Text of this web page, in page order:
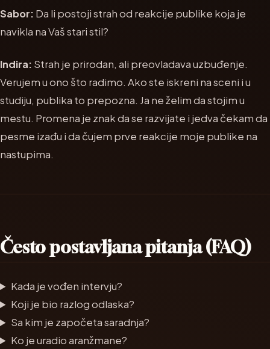
Sabor: Da li postoji strah od reakcije publike koja je
navikla na Vaš stari stil?
Indira: Strah je prirodan, ali preovladava uzbuđenje.
Verujem u ono što radimo. Ako ste iskreni na sceni i u
studiju, publika to prepozna. Ja ne želim da stojim u
mestu. Promena je znak da se razvijate i jedva čekam da
pesme izađu i da čujem prve reakcije moje publike na
nastupima.
Često postavljana pitanja (FAQ)
Kada je vođen intervju?
Koji je bio razlog odlaska?
Sa kim je započeta saradnja?
Ko je uradio aranžmane?